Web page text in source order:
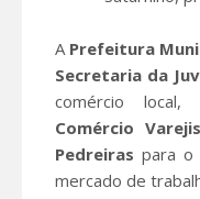
A Prefeitura
Secretaria da
comércio
Comércio
Pedreiras para o
mercado de